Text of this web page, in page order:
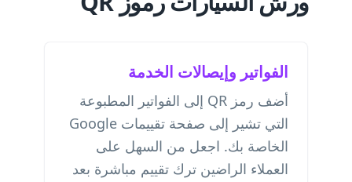
الفواتير وإيصالات الخدمة
أضف رمز QR إلى الفواتير المطبوعة
التي تشير إلى صفحة تقييمات Google
الخاصة بك. اجعل من السهل على
العملاء الراضين ترك تقييم مباشرة بعد